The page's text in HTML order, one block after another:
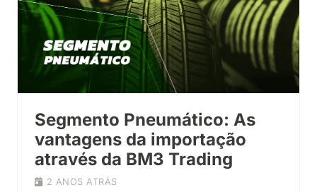
Segmento Pneumático: As
vantagens da importação
através da BM3 Trading
2 ANOS ATRÁS